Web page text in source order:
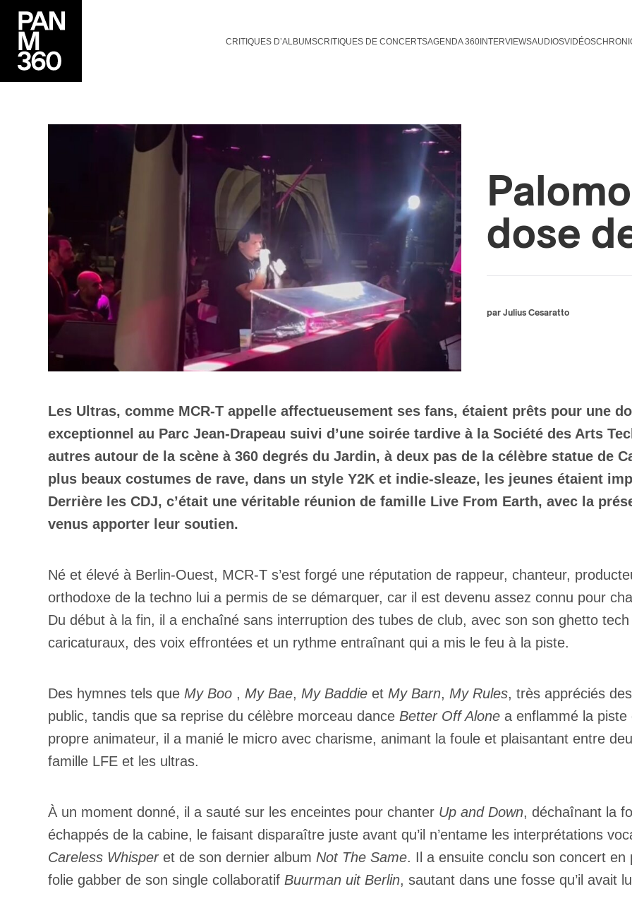
CRITIQUES D’ALBUMSCRITIQUES DE CONCERTSAGENDA 360INTERVIEWSAUDIOSVIDÉOS
dose
par Julius Cesaratto
Les Ultras, comme MCR-T appelle affectueusement ses fans, étaient prêts pour une
exceptionnel au Parc Jean-Drapeau suivi d’une soirée tardive à la Société des Arts
autres autour de la scène à 360 degrés du Jardin, à deux pas de la célèbre statue de
plus beaux costumes de rave, dans un style Y2K et indie-sleaze, les jeunes étaient
Derrière les CDJ, c’était une véritable réunion de famille Live From Earth, avec la
venus apporter leur soutien.
Né et élevé à Berlin-Ouest, MCR-T s’est forgé une réputation de rappeur, chanteur,
orthodoxe de la techno lui a permis de se démarquer, car il est devenu assez connu pour
Du début à la fin, il a enchaîné sans interruption des tubes de club, avec son son ghetto
caricaturaux, des voix effrontées et un rythme entraînant qui a mis le feu à la piste.
Des hymnes tels que My Boo , My Bae, My Baddie et My Barn, My Rules, très appréciés
public, tandis que sa reprise du célèbre morceau dance Better Off Alone a enflammé la
propre animateur, il a manié le micro avec charisme, animant la foule et plaisantant entre
famille LFE et les ultras.
À un moment donné, il a sauté sur les enceintes pour chanter Up and Down, déchaînant la
échappés de la cabine, le faisant disparaître juste avant qu’il n’entame les interprétations
Careless Whisper et de son dernier album Not The Same. Il a ensuite conclu son concert
folie gabber de son single collaboratif Buurman uit Berlin, sautant dans une fosse qu’il avait